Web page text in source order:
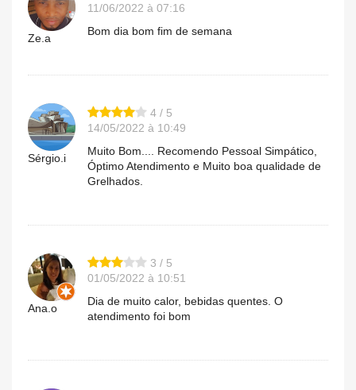
Ze.a
11/06/2022 à 07:16
Bom dia bom fim de semana
Sérgio.i
4 / 5
14/05/2022 à 10:49
Muito Bom.... Recomendo Pessoal Simpático,
Óptimo Atendimento e Muito boa qualidade de
Grelhados.
Ana.o
3 / 5
01/05/2022 à 10:51
Dia de muito calor, bebidas quentes. O
atendimento foi bom